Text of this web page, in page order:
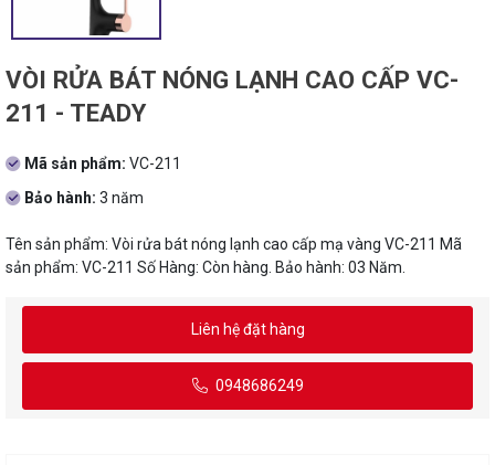
VÒI RỬA BÁT NÓNG LẠNH CAO CẤP VC-
211 - TEADY
Mã sản phẩm: VC-211
Bảo hành: 3 năm
Tên sản phẩm: Vòi rửa bát nóng lạnh cao cấp mạ vàng VC-211 Mã
sản phẩm: VC-211 Số Hàng: Còn hàng. Bảo hành: 03 Năm.
Liên hệ đặt hàng
0948686249